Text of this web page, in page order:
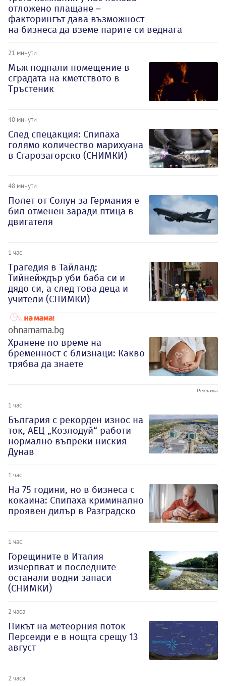
отложено плащане –
факторингът дава възможност
на бизнеса да вземе парите си веднага
21 минути
Мъж подпали помещение в
сградата на кметството в
Тръстеник
40 минути
След спецакция: Спипаха
голямо количество марихуана
в Старозагорско (СНИМКИ)
48 минути
Полет от Солун за Германия е
бил отменен заради птица в
двигателя
1 час
Трагедия в Тайланд:
Тийнейждър уби баба си и
дядо си, а след това деца и
учители (СНИМКИ)
ohnamama.bg
Хранене по време на
бременност с близнаци: Какво
трябва да знаете
1 час
България с рекорден износ на
ток, АЕЦ „Козлодуй“ работи
нормално въпреки ниския
Дунав
1 час
На 75 години, но в бизнеса с
кокаина: Спипаха криминално
проявен дилър в Разградско
1 час
Горещините в Италия
изчерпват и последните
останали водни запаси
(СНИМКИ)
2 часа
Пикът на метеорния поток
Персеиди е в нощта срещу 13
август
2 часа